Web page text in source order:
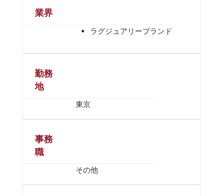
業界
ラグジュアリーブランド
勤務
地
東京
事務
職
その他